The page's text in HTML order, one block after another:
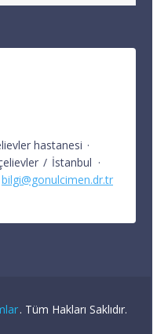
hastanesi ·
/ İstanbul ·
bilgi@gonulcimen.dr.tr
. Tüm Hakları Saklıdır.